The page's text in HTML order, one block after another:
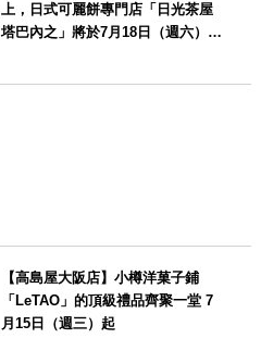
上，日式可麗餅專門店「日光茶屋
塔巴內之」將於7月18日（週六）開
【高島屋大阪店】小樽洋菓子鋪
「LeTAO」的頂級禮品齊聚一堂 7
月15日（週三）起